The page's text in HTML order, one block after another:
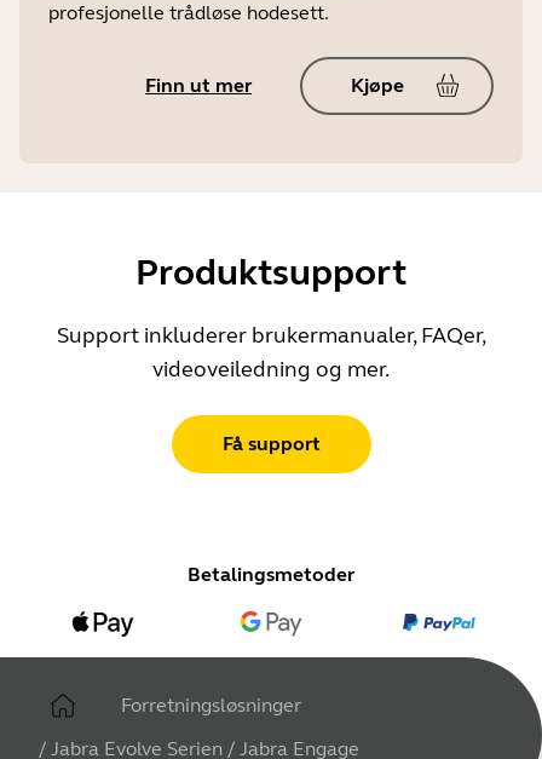
profesjonelle trådløse hodesett.
Finn ut mer Kjøpe
Produktsupport
Support inkluderer brukermanualer, FAQer,
videoveiledning og mer.
Få support
Betalingsmetoder
Forretningsløsninger
/ Jabra Evolve Serien / Jabra Engage